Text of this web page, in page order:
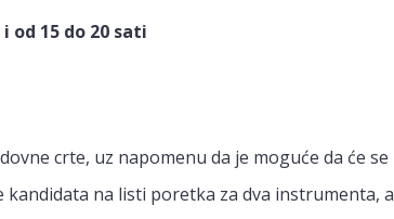
od 15 do 20 sati
crte, uz napomenu da je moguće da će se
na listi poretka za dva instrumenta, a